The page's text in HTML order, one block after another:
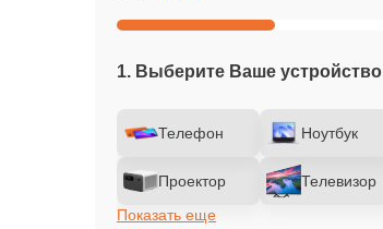
1. Выберите Ваше устройство
Телефон Ноутбук
Проектор Телевизор
Показать еще